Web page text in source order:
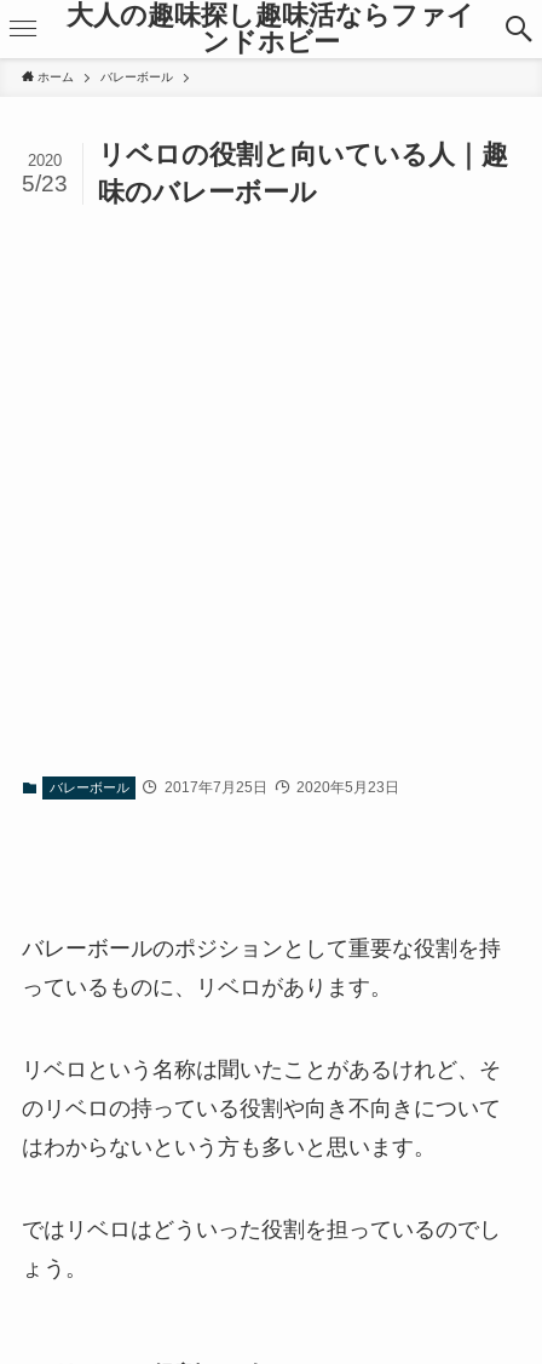
大人の趣味探し趣味活ならファイ
ンドホビー
ホーム バレーボール
リベロの役割と向いている人｜趣
味のバレーボール
2020
5/23
バレーボール 2017年7月25日 2020年5月23日
バレーボールのポジションとして重要な役割を持
っているものに、リベロがあります。
リベロという名称は聞いたことがあるけれど、そ
のリベロの持っている役割や向き不向きについて
はわからないという方も多いと思います。
ではリベロはどういった役割を担っているのでし
ょう。